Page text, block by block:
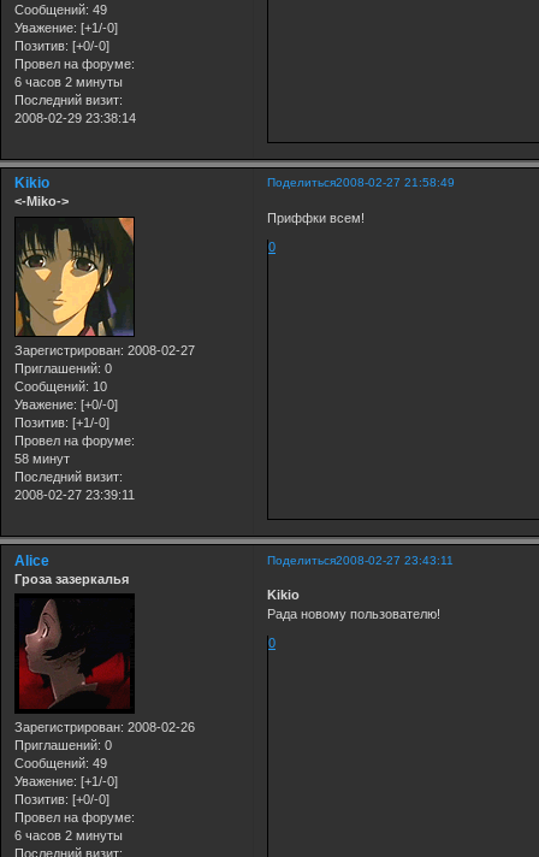
Сообщений: 49
Уважение: [+1/-0]
Позитив: [+0/-0]
Провел на форуме:
6 часов 2 минуты
Последний визит:
2008-02-29 23:38:14
Поделиться2008-02-27 21:58:49
Kikio
<-Miko->
Зарегистрирован: 2008-02-27
Приглашений: 0
Сообщений: 10
Уважение: [+0/-0]
Позитив: [+1/-0]
Провел на форуме:
58 минут
Последний визит:
2008-02-27 23:39:11
Приффки всем!
0
Поделиться2008-02-27 23:43:11
Alice
Гроза зазеркалья
Зарегистрирован: 2008-02-26
Приглашений: 0
Сообщений: 49
Уважение: [+1/-0]
Позитив: [+0/-0]
Провел на форуме:
6 часов 2 минуты
Последний визит:
Kikio
Рада новому пользователю!
0